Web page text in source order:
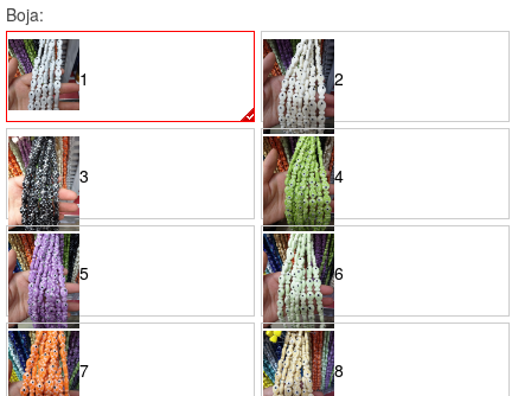
Boja:
1 2
3 4
5 6
7 8